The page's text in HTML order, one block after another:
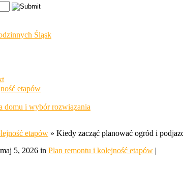
etapów
domu i wybór rozwiązania
etapów » Kiedy zacząć planować ogród i
5, 2026 in Plan remontu i kolejność etapów |